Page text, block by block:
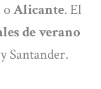
oAlicante. El
de verano
Santander.